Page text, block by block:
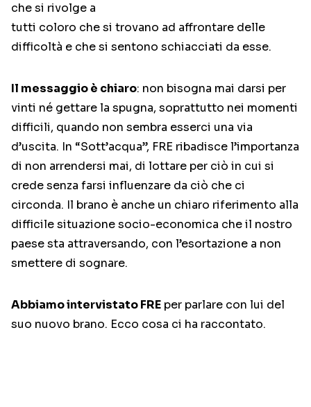
che si rivolge a
tutti coloro che si trovano ad affrontare delle
difficoltà e che si sentono schiacciati da esse.
Il messaggio è chiaro: non bisogna mai darsi per
vinti né gettare la spugna, soprattutto nei momenti
difficili, quando non sembra esserci una via
d’uscita. In “Sott’acqua”, FRE ribadisce l’importanza
di non arrendersi mai, di lottare per ciò in cui si
crede senza farsi influenzare da ciò che ci
circonda. Il brano è anche un chiaro riferimento alla
difficile situazione socio-economica che il nostro
paese sta attraversando, con l’esortazione a non
smettere di sognare.
Abbiamo intervistato FRE per parlare con lui del
suo nuovo brano. Ecco cosa ci ha raccontato.